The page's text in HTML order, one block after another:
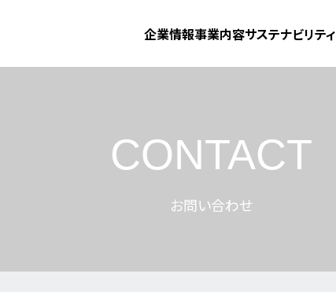
企業情報事業内容サステナビリティ
CONTACT
お問い合わせ